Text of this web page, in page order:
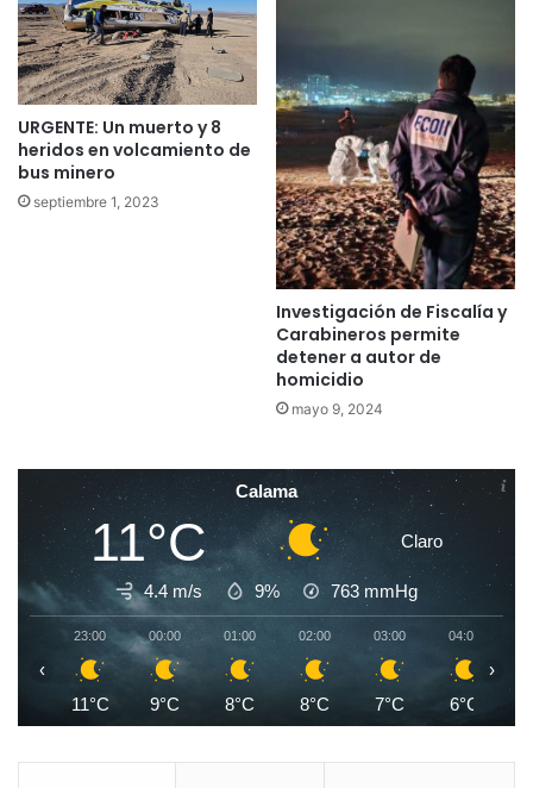
URGENTE: Un muerto y 8
heridos en volcamiento de
bus minero
septiembre 1, 2023
Investigación de Fiscalía y
Carabineros permite
detener a autor de
homicidio
mayo 9, 2024
Calama
11°C Claro
4.4 m/s 9% 763 mmHg
23:00
11°C
00:00
9°C
01:00
8°C
02:00
8°C
03:00
7°C
04:00
6°C
‹ ›